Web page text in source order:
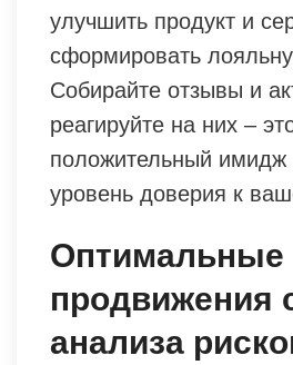
улучшить продукт и
сформировать
Собирайте отзывы и
реагируйте на них –
положительный имидж
уровень доверия к
Оптимальные
продвижения
анализа